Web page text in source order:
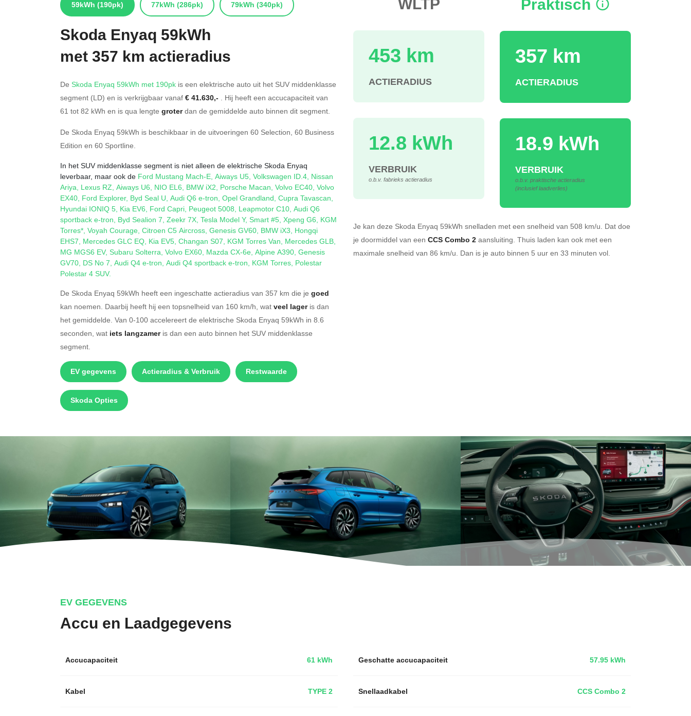
59kWh (190pk) 77kWh (286pk) 79kWh (340pk)
Skoda Enyaq 59kWh
met 357 km actieradius
De Skoda Enyaq 59kWh met 190pk is een elektrische auto uit het SUV middenklasse
segment (LD) en is verkrijgbaar vanaf € 41.630,- . Hij heeft een accucapaciteit van
61 tot 82 kWh en is qua lengte groterdan de gemiddelde auto binnen dit segment.
De Skoda Enyaq 59kWh is beschikbaar in de uitvoeringen 60 Selection, 60 Business
Edition en 60 Sportline.
In het SUV middenklasse segment is niet alleen de elektrische Skoda Enyaq
leverbaar, maar ook de Ford Mustang Mach-E, Aiways U5, Volkswagen ID.4, Nissan
Ariya, Lexus RZ, Aiways U6, NIO EL6, BMW iX2, Porsche Macan, Volvo EC40, Volvo
EX40, Ford Explorer, Byd Seal U, Audi Q6 e-tron, Opel Grandland, Cupra Tavascan,
Hyundai IONIQ 5, Kia EV6, Ford Capri, Peugeot 5008, Leapmotor C10, Audi Q6
sportback e-tron, Byd Sealion 7, Zeekr 7X, Tesla Model Y, Smart #5, Xpeng G6, KGM
Torres*, Voyah Courage, Citroen C5 Aircross, Genesis GV60, BMW iX3, Hongqi
EHS7, Mercedes GLC EQ, Kia EV5, Changan S07, KGM Torres Van, Mercedes GLB,
MG MGS6 EV, Subaru Solterra, Volvo EX60, Mazda CX-6e, Alpine A390, Genesis
GV70, DS No 7, Audi Q4 e-tron, Audi Q4 sportback e-tron, KGM Torres, Polestar
Polestar 4 SUV.
De Skoda Enyaq 59kWh heeft een ingeschatte actieradius van 357 km die je goed
kan noemen. Daarbij heeft hij een topsnelheid van 160 km/h, wat veel lageris dan
het gemiddelde. Van 0-100 accelereert de elektrische Skoda Enyaq 59kWh in 8.6
seconden, wat iets langzameris dan een auto binnen het SUV middenklasse
segment.
EV gegevens Actieradius & Verbruik Restwaarde
Skoda Opties
453 km
ACTIERADIUS
12.8 kWh
VERBRUIK
o.b.v. fabrieks actieradius
Praktisch
357 km
ACTIERADIUS
18.9 kWh
VERBRUIK
o.b.v. praktische actieradius
(inclusief laadverlies)
Je kan deze Skoda Enyaq 59kWh snelladen met een snelheid van 508 km/u. Dat doe
je doormiddel van een CCS Combo 2 aansluiting. Thuis laden kan ook met een
maximale snelheid van 86 km/u. Dan is je auto binnen 5 uur en 33 minuten vol.
EV GEGEVENS
Accu en Laadgegevens
Accucapaciteit 61 kWh
Kabel TYPE 2
57.95 kWh
Geschatte accucapaciteit
Snellaadkabel CCS Combo 2